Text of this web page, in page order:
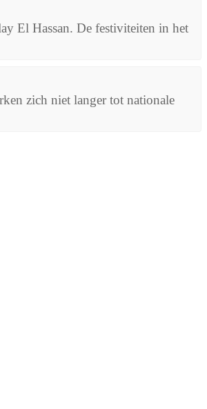
El Hassan. De festiviteiten in het
zich niet langer tot nationale